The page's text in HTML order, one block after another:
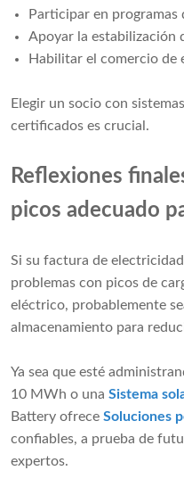
Participar en programas
Apoyar la estabilización
Habilitar el comercio de
Elegir un socio con
certificados es crucial.
Reflexiones
picos adecuado
Si su factura de
problemas con picos de
eléctrico, probablemente
almacenamiento para
Ya sea que esté
10 MWh o una Sistema
Battery ofrece Soluciones
confiables, a prueba de
expertos.